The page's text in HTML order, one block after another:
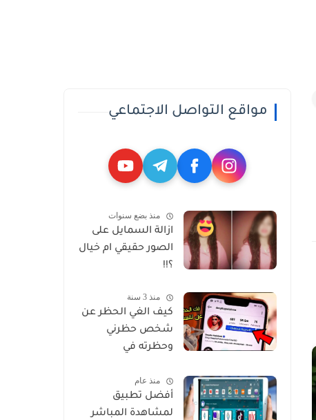
مواقع التواصل الاجتماعي
منذ بضع سنوات
ازالة السمايل على
الصور حقيقي ام خيال
؟!!
منذ 3 سنة
كيف الغي الحظر عن
شخص حظرني
وحظرته في
منذ عام
أفضل تطبيق
لمشاهدة المباشر